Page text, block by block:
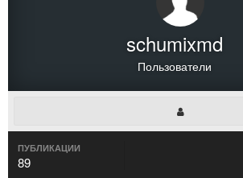
schumixmd
Пользователи
ПУБЛИКАЦИИ
89